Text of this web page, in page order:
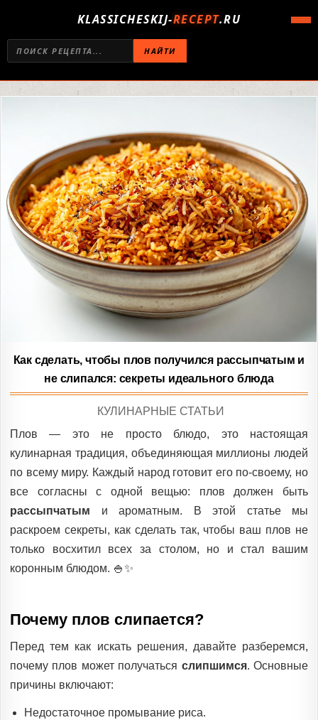
KLASSICHESKIJ-RECEPT.RU
НАЙТИ
Как сделать, чтобы плов получился рассыпчатым и
не слипался: секреты идеального блюда
POSTED
КУЛИНАРНЫЕ СТАТЬИ
Плов — это не просто блюдо, это настоящая
кулинарная традиция, объединяющая миллионы людей
по всему миру. Каждый народ готовит его по-своему, но
все согласны с одной вещью: плов должен быть
рассыпчатым и ароматным. В этой статье мы
раскроем секреты, как сделать так, чтобы ваш плов не
только восхитил всех за столом, но и стал вашим
коронным блюдом. 🍚✨
Почему плов слипается?
Перед тем как искать решения, давайте разберемся,
почему плов может получаться слипшимся. Основные
причины включают:
Недостаточное промывание риса.